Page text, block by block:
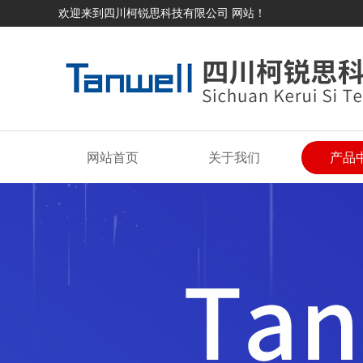
欢迎来到四川柯锐思科技有限公司 网站！
网站首页 关于我们 产品